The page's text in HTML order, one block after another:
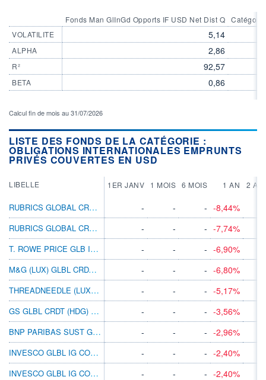
VOLATILITE
ALPHA
R²
BETA
Fonds Man GlInGd Opports IF USD Net Dist Q
5,14
2,86
92,57
0,86
Calcul fin de mois au 31/07/2026
LISTE DES FONDS DE LA CATÉGORIE :
OBLIGATIONS INTERNATIONALES EMPRUNTS
PRIVÉS COUVERTES EN USD
LIBELLE 1ER JANV 1 MOIS 6 MOIS 1 AN 2
RUBRICS GLOBAL CREDIT UCITS PD USD - - - -8,44%
RUBRICS GLOBAL CREDIT UCITS PA USD
- - - -7,74%
T. ROWE PRICE GLB INV GR C BD Q
- - - -6,90%
M&G (LUX) GLBL CRDT INVMT FD CI USD ACC
- - - -6,80%
THREADNEEDLE (LUX) GLBL CORP BD DUP
- - - -5,17%
GS GLBL CRDT (HDG) A (STBLMDIST) USD
- - - -3,56%
BNP PARIBAS SUST GLB CORP BD X D
- - - -2,96%
INVESCO GLBL IG CORP BD C USD AD
- - - -2,40%
INVESCO GLBL IG CORP BD C USD ACC
- - - -2,40%